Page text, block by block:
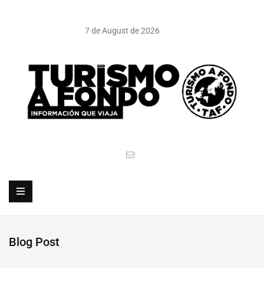
7 de August de 2026
Blog Post